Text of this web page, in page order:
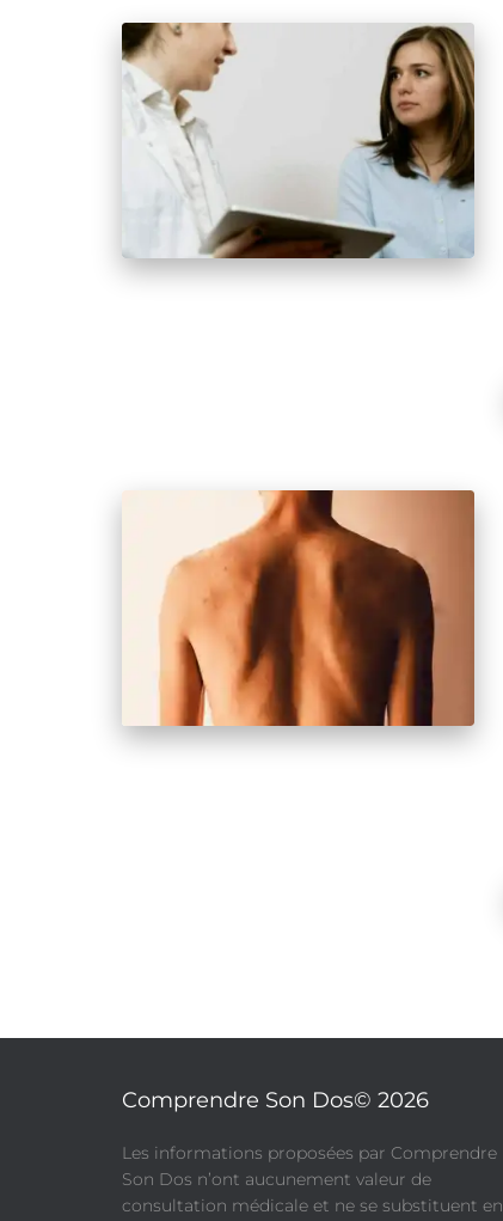
Comprendre Son Dos© 2026
​Les informations proposées par Comprendre
Son Dos n’ont aucunement valeur de
consultation médicale et ne se substituent en